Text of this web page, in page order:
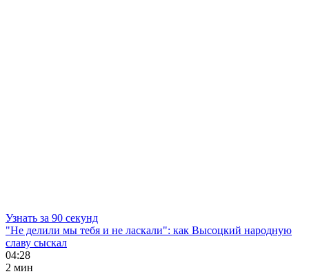
Узнать за 90 секунд
"Не делили мы тебя и не ласкали": как Высоцкий народную
славу сыскал
04:28
2 мин